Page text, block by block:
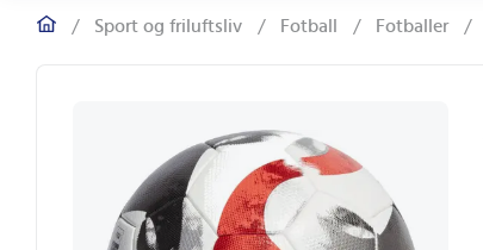
/ Sport og friluftsliv / Fotball / Fotballer /